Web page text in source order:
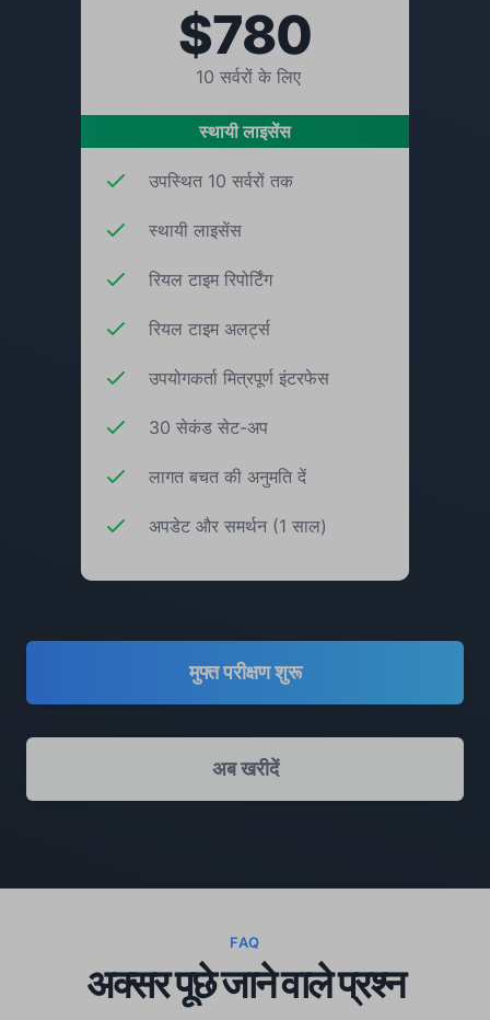
$780
10 सर्वरों के लिए
स्थायी लाइसेंस
उपस्थित 10 सर्वरों तक
स्थायी लाइसेंस
रियल टाइम रिपोर्टिंग
रियल टाइम अलर्ट्स
उपयोगकर्ता मित्रपूर्ण इंटरफेस
30 सेकंड सेट-अप
लागत बचत की अनुमति दें
अपडेट और समर्थन (1 साल)
मुफ्त परीक्षण शुरू
अब खरीदें
FAQ
अक्सर पूछे जाने वाले प्रश्न